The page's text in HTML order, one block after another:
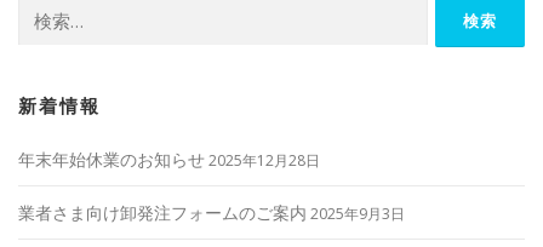
シ
索:
新着情報
年末年始休業のお知らせ2025年12月28日
業者さま向け卸発注フォームのご案内 2025年9月3日